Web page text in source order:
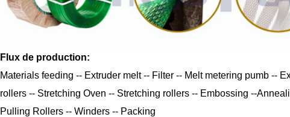
Flux de production:
Materials feeding -- Extruder melt -- Filter -- Melt metering pumb --
rollers -- Stretching Oven -- Stretching rollers -- Embossing --
Pulling Rollers -- Winders -- Packing